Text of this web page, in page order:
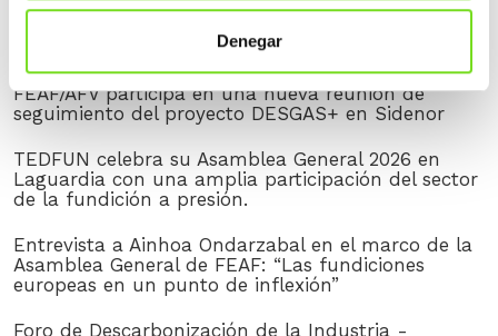
Denegar
FEAF/AFV participa en una nueva reunión de
seguimiento del proyecto DESGAS+ en Sidenor
TEDFUN celebra su Asamblea General 2026 en
Laguardia con una amplia participación del sector
de la fundición a presión.
Entrevista a Ainhoa Ondarzabal en el marco de la
Asamblea General de FEAF: “Las fundiciones
europeas en un punto de inflexión”
Foro de Descarbonización de la Industria -